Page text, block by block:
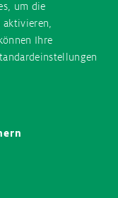
um die
Ihre